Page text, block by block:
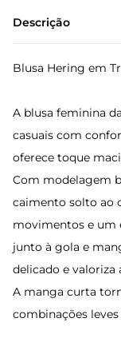
Descrição
Blusa Hering em
A blusa feminina
casuais com
oferece toque
Com modelagem
caimento solto ao
movimentos e um
junto à gola e
delicado e valoriza
A manga curta
combinações